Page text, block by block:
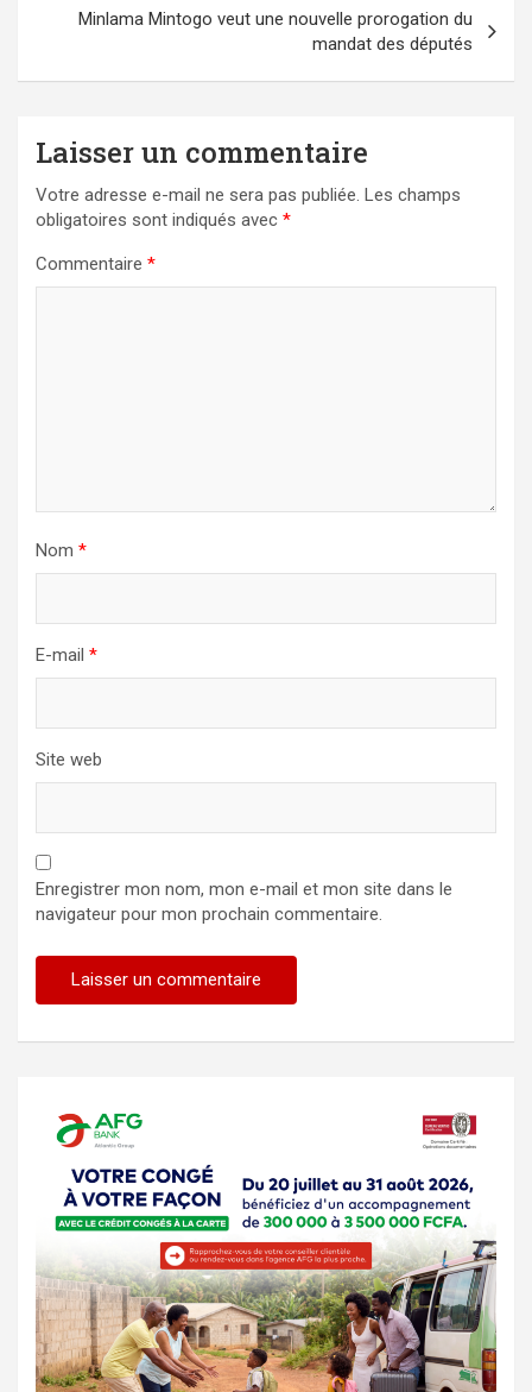
Minlama Mintogo veut une nouvelle prorogation du
mandat des députés
Laisser un commentaire
Votre adresse e-mail ne sera pas publiée. Les champs
obligatoires sont indiqués avec *
Commentaire *
Nom *
E-mail *
Site web
Enregistrer mon nom, mon e-mail et mon site dans le
navigateur pour mon prochain commentaire.